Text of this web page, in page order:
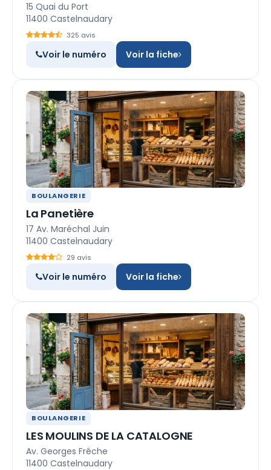
15 Quai du Port
11400 Castelnaudary
325 avis
Voir le numéro Voir la fiche
BOULANGERIE
La Panetière
17 Av. Maréchal Juin
11400 Castelnaudary
29 avis
Voir le numéro Voir la fiche
BOULANGERIE
LES MOULINS DE LA CATALOGNE
Av. Georges Frêche
11400 Castelnaudary